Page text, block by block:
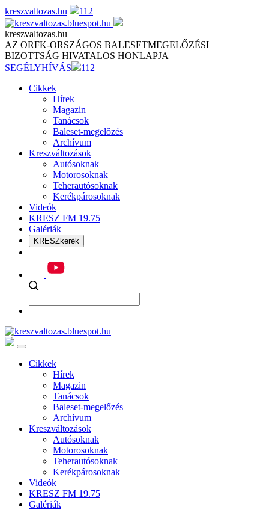
Skip
to
content
kreszvaltozas.hu 112
kreszvaltozas.hu
AZ ORFK-ORSZÁGOS BALESETMEGELŐZÉSI
BIZOTTSÁG HIVATALOS HONLAPJA
SEGÉLYHÍVÁS
112
Cikkek
Hírek
Magazin
Tanácsok
Baleset-megelőzés
Archívum
Kreszváltozások
Autósoknak
Motorosoknak
Teherautósoknak
Kerékpárosoknak
Videók
KRESZ FM 19.75
Galériák
KRESZkerék
Cikkek
Hírek
Magazin
Tanácsok
Baleset-megelőzés
Archívum
Kreszváltozások
Autósoknak
Motorosoknak
Teherautósoknak
Kerékpárosoknak
Videók
KRESZ FM 19.75
Galériák